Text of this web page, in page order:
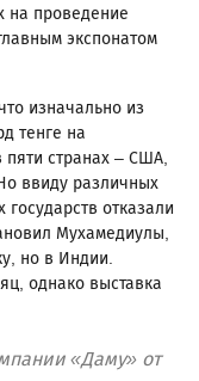
на проведение
экспонатом
изначально из
тенге на
странах – США,
ввиду различных
отказали
Мухамедиулы,
но в Индии.
однако выставка
«Даму» от